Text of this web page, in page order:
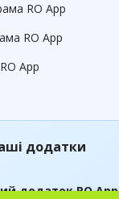
RO App
RO App
App
додатки
додаток RO App